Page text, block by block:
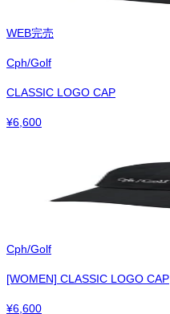
WEB完売
Cph/Golf
CLASSIC LOGO CAP
¥6,600
Cph/Golf
[WOMEN] CLASSIC LOGO CAP
¥6,600